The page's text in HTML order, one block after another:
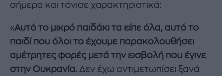
σήμερα και τόνισε χαρακτηριστικά:
«Αυτό το μικρό παιδάκι τα είπε όλα, αυτό το
παιδί που όλοι το έχουμε παρακολουθήσει
αμέτρητες φορές μετά την εισβολή που έγινε
στην Ουκρανία. Δεν έχω αντιμετωπίσει ξανά